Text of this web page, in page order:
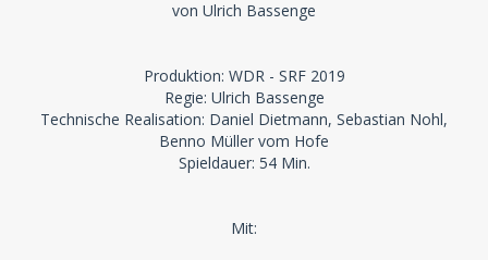
von Ulrich Bassenge
Produktion: WDR - SRF 2019
Regie: Ulrich Bassenge
Technische Realisation: Daniel Dietmann, Sebastian Nohl,
Benno Müller vom Hofe
Spieldauer: 54 Min.
Mit: